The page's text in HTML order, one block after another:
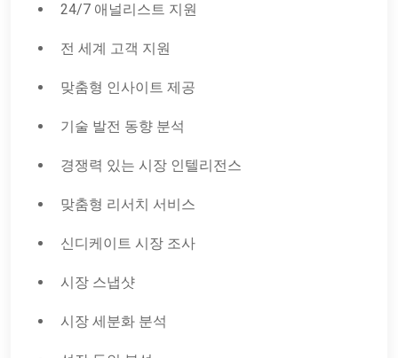
24/7 애널리스트 지원
전 세계 고객 지원
맞춤형 인사이트 제공
기술 발전 동향 분석
경쟁력 있는 시장 인텔리전스
맞춤형 리서치 서비스
신디케이트 시장 조사
시장 스냅샷
시장 세분화 분석